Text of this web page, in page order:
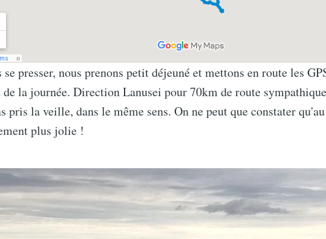
se presser, nous prenons petit déjeuné et mettons en route les
de la journée. Direction Lanusei pour 70km de route
pris la veille, dans le même sens. On ne peut que constater
plus jolie !